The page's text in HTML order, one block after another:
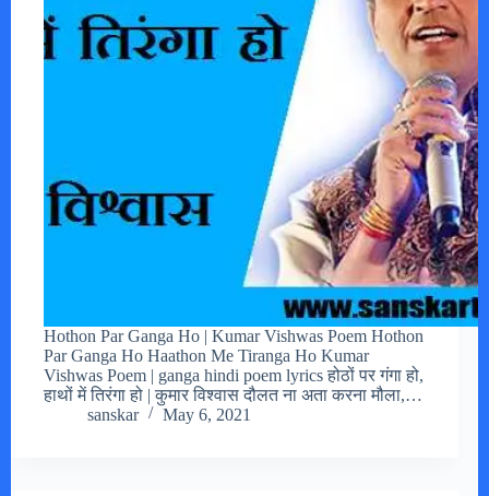
Hothon Par Ganga Ho | Kumar Vishwas Poem Hothon
Par Ganga Ho Haathon Me Tiranga Ho Kumar
Vishwas Poem | ganga hindi poem lyrics होठों पर गंगा हो,
हाथों में तिरंगा हो | कुमार विश्वास दौलत ना अता करना मौला,…
sanskar
May 6, 2021